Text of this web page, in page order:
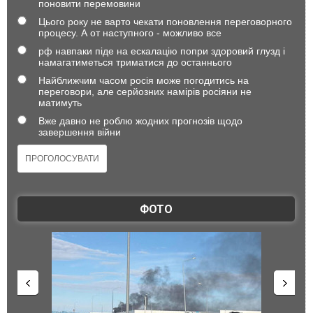
поновити перемовини
Цього року не варто чекати поновлення переговорного
процесу. А от наступного - можливо все
рф навпаки піде на ескалацію попри здоровий глузд і
намагатиметься триматися до останнього
Найближчим часом росія може погодитись на
переговори, але серйозних намірів росіяни не
матимуть
Вже давно не роблю жодних прогнозів щодо
завершення війни
ФОТО